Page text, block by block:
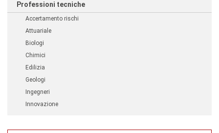
Professioni tecniche
Accertamento rischi
Attuariale
Biologi
Chimici
Edilizia
Geologi
Ingegneri
Innovazione